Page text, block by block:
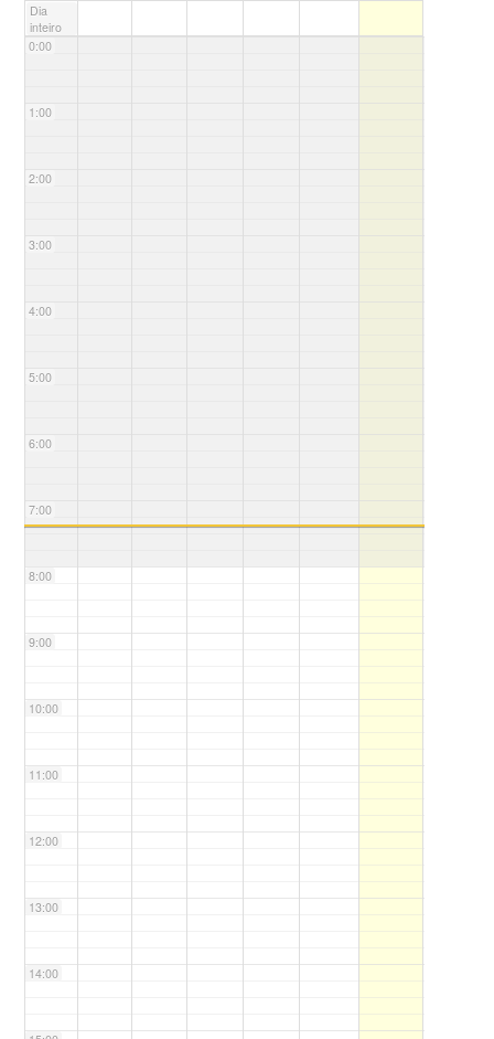
Dia
inteiro
0:00
1:00
2:00
3:00
4:00
5:00
6:00
7:00
8:00
9:00
10:00
11:00
12:00
13:00
14:00